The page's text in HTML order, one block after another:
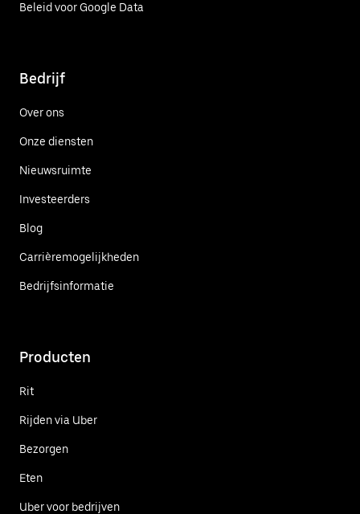
Beleid voor Google Data
Bedrijf
Over ons
Onze diensten
Nieuwsruimte
Investeerders
Blog
Carrièremogelijkheden
Bedrijfsinformatie
Producten
Rit
Rijden via Uber
Bezorgen
Eten
Uber voor bedrijven